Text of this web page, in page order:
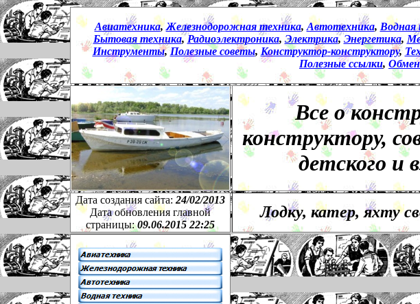
Авиатехника,Железнодорожная техника, Автотехника, Водная
Бытовая техника,Радиоэлектроника, Электрика,Энергетика,
Инструменты,Полезные советы, Конструктор-конструктору,
Полезные ссылки,
Все о
конструктору,
детского и
Дата создания сайта: 24/02/2013
Дата обновления главной
страницы:09.06.2015 22:25
Лодку, катер, яхту